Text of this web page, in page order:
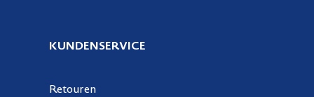
KUNDENSERVICE
Retouren